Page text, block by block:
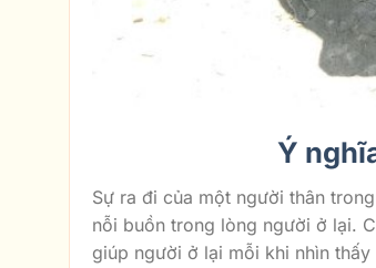
Ý
Sự ra đi của một người thân
nỗi buồn trong lòng người ở lại.
giúp người ở lại mỗi khi nhìn